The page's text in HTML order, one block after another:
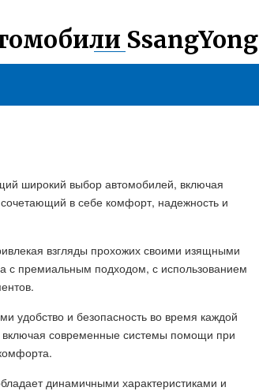
SsangYong
широкий выбор автомобилей, включая
в себе комфорт, надежность и
взгляды прохожих своими изящными
премиальным подходом, с использованием
удобство и безопасность во время каждой
включая современные системы помощи при
динамичными характеристиками и